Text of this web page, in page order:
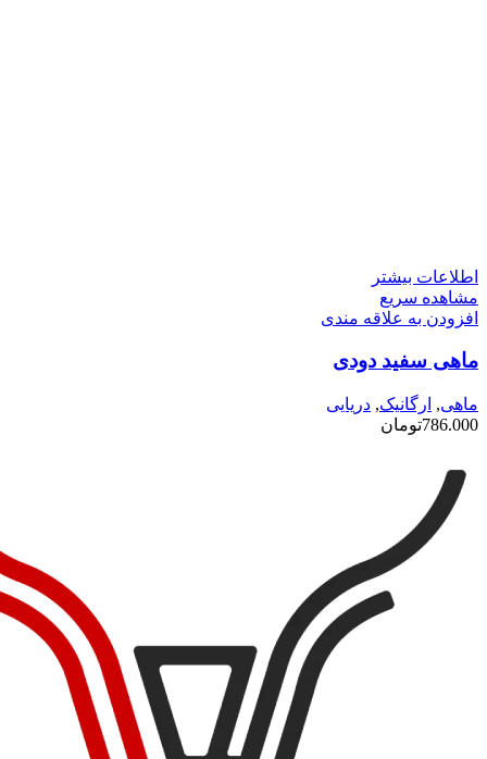
اطلاعات بیشتر
مشاهده سریع
افزودن به علاقه مندی
ماهی سفید دودی
ماهی, ارگانیک, دریایی
786.000تومان